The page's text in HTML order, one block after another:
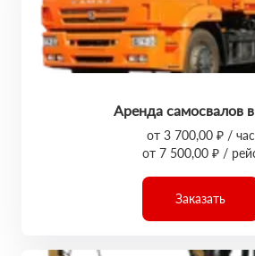
Аренда самосвалов
от 3 700,00 ₽ / час
от 7 500,00 ₽ /
Заказать